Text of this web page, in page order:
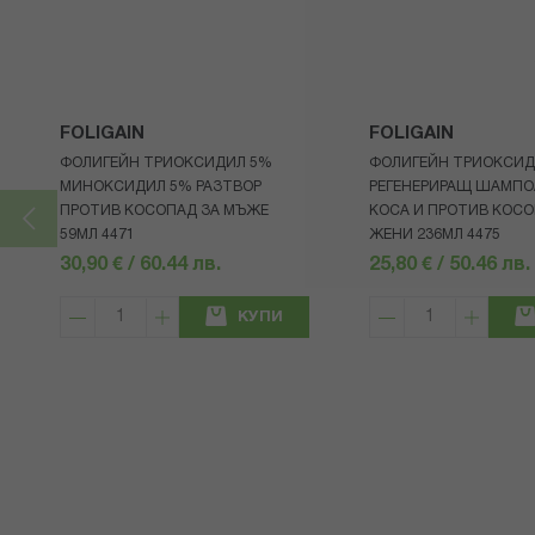
FOLIGAIN
ФОЛИГЕЙН ТРИОКСИДИЛ 5%
МИНОКСИДИЛ 5% РАЗТВОР
ПРОТИВ КОСОПАД ЗА МЪЖЕ
59МЛ 4471
30,90 € / 60.44 лв.
КУПИ
FOLIGAIN
ФОЛИГЕЙН
РЕГЕНЕРИРАЩ
КОСА И ПРОТИВ
ЖЕНИ 236МЛ 4475
25,80 € / 50.46 лв.